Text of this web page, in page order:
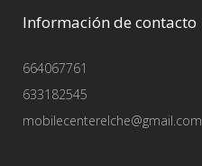
Información de contacto
664067761
633182545
mobilecenterelche@gmail.com